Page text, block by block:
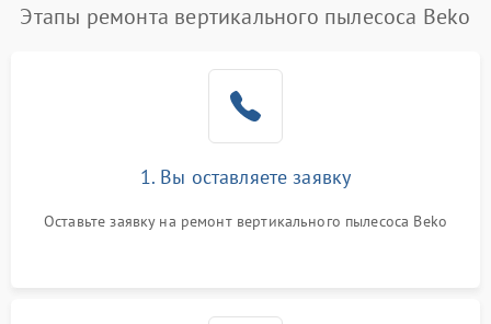
Этапы ремонта вертикального пылесоса Beko
1. Вы оставляете заявку
Оставьте заявку на ремонт вертикального пылесоса Beko